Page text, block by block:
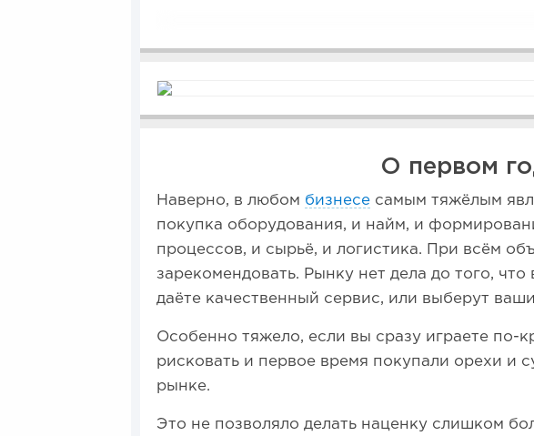
О первом
Наверно, в любом бизнесе самым тяжёлым
покупка оборудования, и найм, и
процессов, и сырьё, и логистика. При всём
зарекомендовать. Рынку нет дела до того,
даёте качественный сервис, или выберут
Особенно тяжело, если вы сразу играете по-
рисковать и первое время покупали орехи и
рынке.
Это не позволяло делать наценку слишком